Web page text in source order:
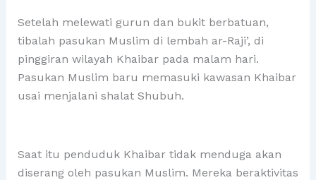
Setelah melewati gurun dan bukit berbatuan,
tibalah pasukan Muslim di lembah ar-Raji’, di
pinggiran wilayah Khaibar pada malam hari.
Pasukan Muslim baru memasuki kawasan Khaibar
usai menjalani shalat Shubuh.
Saat itu penduduk Khaibar tidak menduga akan
diserang oleh pasukan Muslim. Mereka beraktivitas